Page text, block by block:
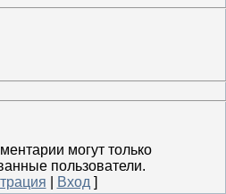
могут только
пользователи.
Вход ]